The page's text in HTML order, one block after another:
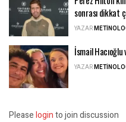
sonrası dikkat
YAZAR
İsmail
YAZAR
Pleaseloginto join discussion